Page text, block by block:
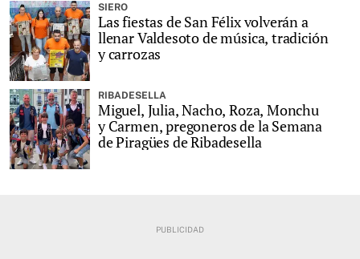
SIERO
Las fiestas de San Félix volverán a
llenar Valdesoto de música, tradición
y carrozas
RIBADESELLA
Miguel, Julia, Nacho, Roza, Monchu
y Carmen, pregoneros de la Semana
de Piragües de Ribadesella